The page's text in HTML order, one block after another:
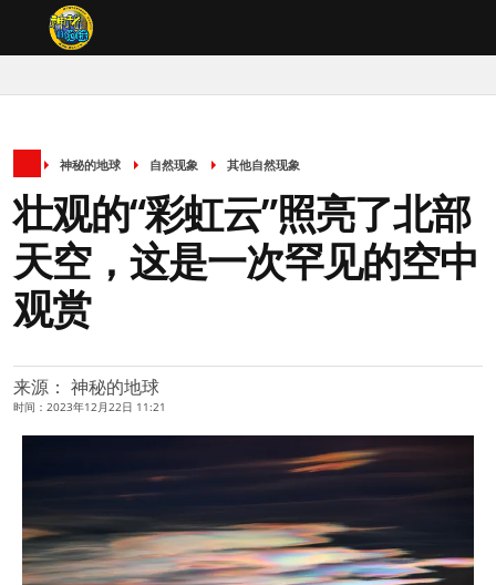
神秘的地球 自然现象 其他自然现象
壮观的“彩虹云”照亮了北部
天空，这是一次罕见的空中
观赏
来源： 神秘的地球
时间：2023年12月22日 11:21